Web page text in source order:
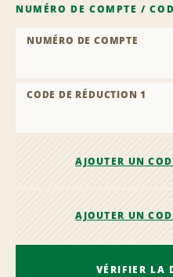
NUMÉRO DE COMPTE /
NUMÉRO DE COMPTE
CODE DE RÉDUCTION 1
AJOUTER UN
AJOUTER UN
VÉRIFIER LA